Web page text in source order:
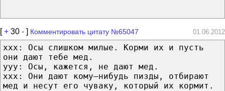
[+ 30 - ] Комментировать цитату №65047 01.06.2012
xxx: Осы слишком милые. Корми их и пусть
они дают тебе мед.
yyy: Осы, кажется, не дают мед.
xxx: Они дают кому–нибудь пизды, отбирают
мед и несут его чуваку, который их кормит.